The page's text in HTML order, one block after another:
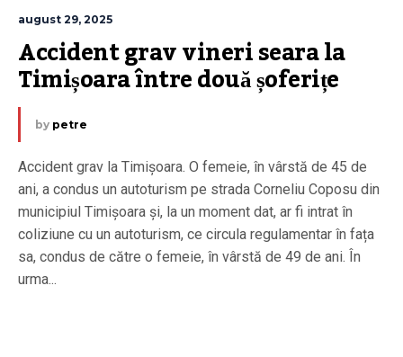
august 29, 2025
Accident grav vineri seara la
Timișoara între două șoferițe
by petre
Accident grav la Timișoara. O femeie, în vârstă de 45 de
ani, a condus un autoturism pe strada Corneliu Coposu din
municipiul Timișoara și, la un moment dat, ar fi intrat în
coliziune cu un autoturism, ce circula regulamentar în fața
sa, condus de către o femeie, în vârstă de 49 de ani. În
urma...